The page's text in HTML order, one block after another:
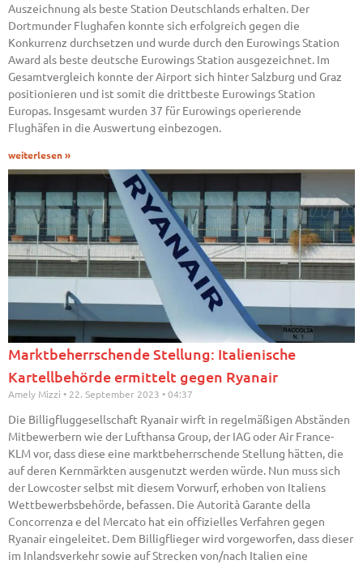
Auszeichnung als beste Station Deutschlands erhalten. Der
Dortmunder Flughafen konnte sich erfolgreich gegen die
Konkurrenz durchsetzen und wurde durch den Eurowings Station
Award als beste deutsche Eurowings Station ausgezeichnet. Im
Gesamtvergleich konnte der Airport sich hinter Salzburg und Graz
positionieren und ist somit die drittbeste Eurowings Station
Europas. Insgesamt wurden 37 für Eurowings operierende
Flughäfen in die Auswertung einbezogen.
weiterlesen »
Marktbeherrschende Stellung: Italienische
Kartellbehörde ermittelt gegen Ryanair
Amely Mizzi 22. September 2023 04:37
Die Billigfluggesellschaft Ryanair wirft in regelmäßigen Abständen
Mitbewerbern wie der Lufthansa Group, der IAG oder Air France-
KLM vor, dass diese eine marktbeherrschende Stellung hätten, die
auf deren Kernmärkten ausgenutzt werden würde. Nun muss sich
der Lowcoster selbst mit diesem Vorwurf, erhoben von Italiens
Wettbewerbsbehörde, befassen. Die Autorità Garante della
Concorrenza e del Mercato hat ein offizielles Verfahren gegen
Ryanair eingeleitet. Dem Billigflieger wird vorgeworfen, dass dieser
im Inlandsverkehr sowie auf Strecken von/nach Italien eine